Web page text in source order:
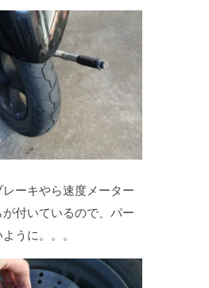
ーキやら速度メーター
付いているので、パー
うに。。。